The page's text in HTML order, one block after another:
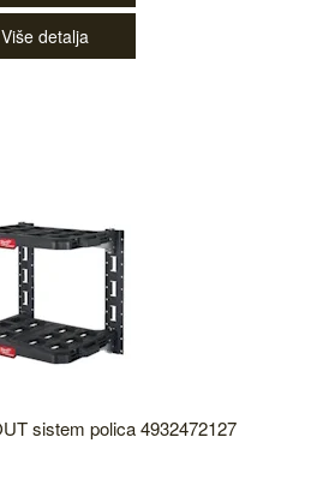
Više detalja
sistem polica 4932472127